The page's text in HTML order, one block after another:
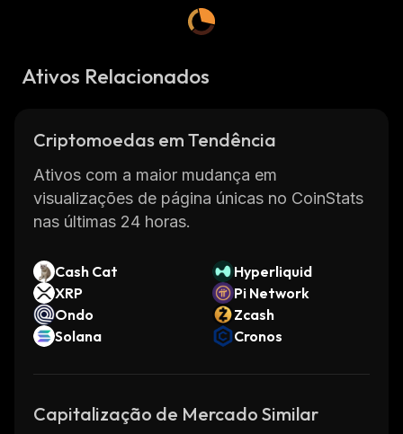
Ativos Relacionados
Criptomoedas em Tendência
Ativos com a maior mudança em
visualizações de página únicas no CoinStats
nas últimas 24 horas.
Cash Cat
Hyperliquid
XRP
Pi Network
Ondo
Zcash
Solana
Cronos
Capitalização de Mercado Similar